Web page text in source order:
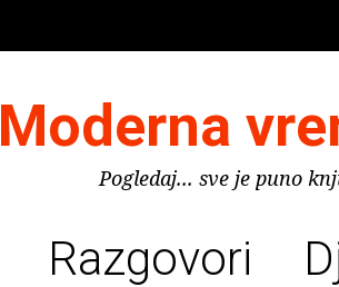
Moderna
Pogledaj... sve je puno
Razgovori